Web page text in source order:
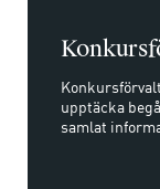
upptäcka
samlat